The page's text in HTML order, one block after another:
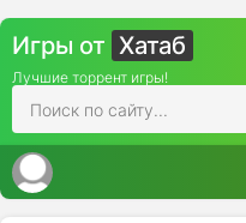
Игры от Хатаб
Лучшие торрент игры!